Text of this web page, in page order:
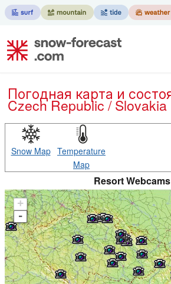
Погодная карта и состояние снега в
Czech Republic / Slovakia
Snow Map Temperature
Map
Resort Webcams
+
-